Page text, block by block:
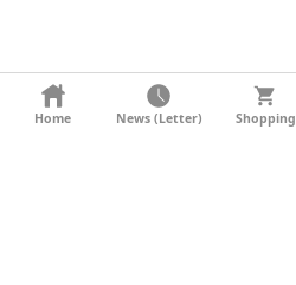
KONTAKT
Home News (Letter) Shopping